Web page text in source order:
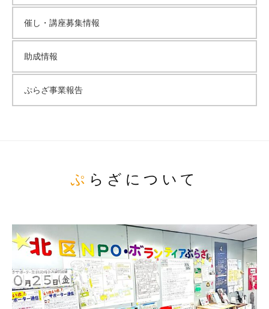
催し・講座募集情報
助成情報
ぷらざ事業報告
ぷらざについて